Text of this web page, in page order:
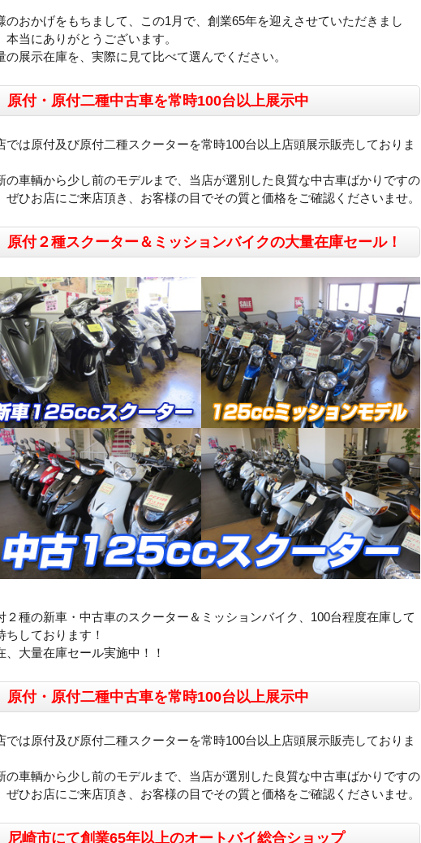
のおかげをもちまして、この1月で、創業65年を迎えさせていただきまし
本当にありがとうございます。
の展示在庫を、実際に見て比べて選んでください。
原付・原付二種中古車を常時100台以上展示中
では原付及び原付二種スクーターを常時100台以上店頭展示販売しておりま
の車輌から少し前のモデルまで、当店が選別した良質な中古車ばかりですの
ぜひお店にご来店頂き、お客様の目でその質と価格をご確認くださいませ。
原付２種スクーター＆ミッションバイクの大量在庫セール！
２種の新車・中古車のスクーター＆ミッションバイク、100台程度在庫して
ちしております！
、大量在庫セール実施中！！
原付・原付二種中古車を常時100台以上展示中
では原付及び原付二種スクーターを常時100台以上店頭展示販売しておりま
の車輌から少し前のモデルまで、当店が選別した良質な中古車ばかりですの
ぜひお店にご来店頂き、お客様の目でその質と価格をご確認くださいませ。
尼崎市にて創業65年以上のオートバイ総合ショップ